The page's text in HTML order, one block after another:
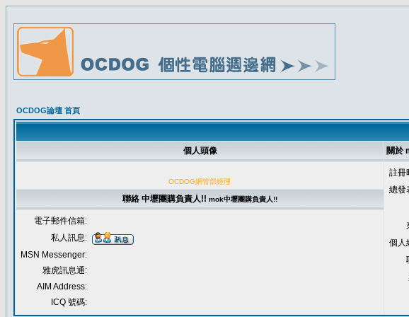
OCDOG論壇 首頁
個人頭像
關於
OCDOG網管部經理
註冊
總發
個人
聯絡 中壢團購負責人!! mok中壢團購負責人!!
電子郵件信箱:
私人訊息:
MSN Messenger:
雅虎訊息通:
AIM Address:
ICQ 號碼: